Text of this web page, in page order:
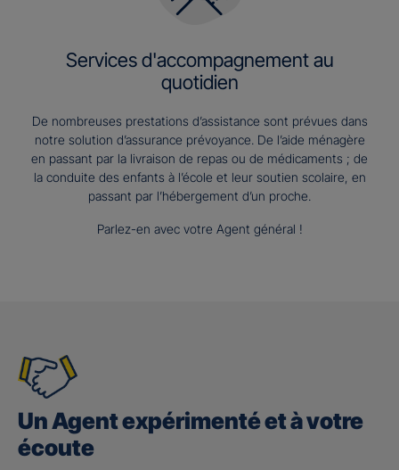
Services d'accompagnement au
quotidien
De nombreuses prestations d’assistance sont prévues dans
notre solution d’assurance prévoyance. De l’aide ménagère
en passant par la livraison de repas ou de médicaments ; de
la conduite des enfants à l’école et leur soutien scolaire, en
passant par l’hébergement d’un proche.
Parlez-en avec votre Agent général !
Un Agent expérimenté et à votre
écoute